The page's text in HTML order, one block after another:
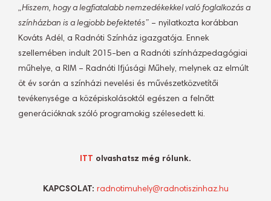
„Hiszem, hogy a legfiatalabb nemzedékekkel való foglalkozás a
színházban is a legjobb befektetés” – nyilatkozta korábban
Kováts Adél, a Radnóti Színház igazgatója. Ennek
szellemében indult 2015-ben a Radnóti színházpedagógiai
műhelye, a RIM – Radnóti Ifjúsági Műhely, melynek az elmúlt
öt év során a színházi nevelési és művészetközvetítői
tevékenysége a középiskolásoktól egészen a felnőtt
generációknak szóló programokig szélesedett ki.
ITT olvashatsz még rólunk.
KAPCSOLAT: radnotimuhely@radnotiszinhaz.hu